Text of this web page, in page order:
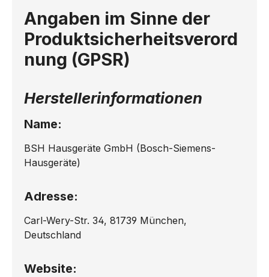
Angaben im Sinne der
Produktsicherheitsverord
nung (GPSR)
Herstellerinformationen
Name:
BSH Hausgeräte GmbH (Bosch-Siemens-
Hausgeräte)
Adresse:
Carl-Wery-Str. 34, 81739 München,
Deutschland
Website: